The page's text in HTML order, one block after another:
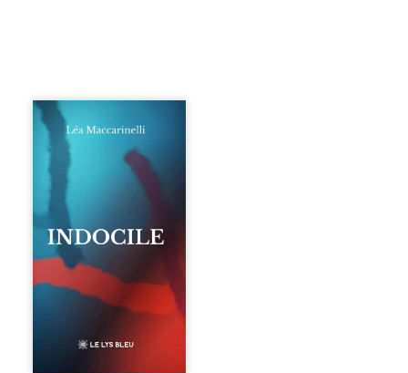
Quatre parties.
Quatre refus.
Quatre visages
d’une existence en
friction. Entre les
silences qu’on ne
déchiffre pas, les
amours qu’on
dérange, les corps
qu’on administre
et les liens qu’on
sabote, cet
ouvrage parle à
vivent trop fort,
trop vrai, trop tôt.